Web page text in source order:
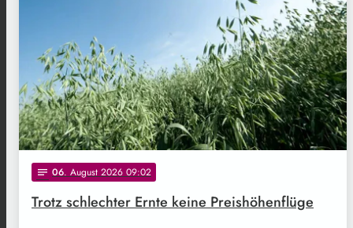
notes 06. August 2026 09:02
Trotz schlechter Ernte keine Preishöhenflüge